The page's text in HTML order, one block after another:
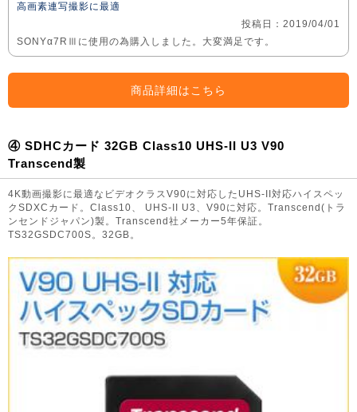
高画素連写撮影に最適
投稿日：2019/04/01
SONYα7RⅢに使用の為購入しました。大変満足です。
商品詳細はこちら
④ SDHCカード 32GB Class10 UHS-II U3 V90
Transcend製
4K動画撮影に最適なビデオクラスV90に対応したUHS-II対応ハイスペッ
クSDXCカード。Class10、 UHS-II U3、V90に対応。Transcend(トラ
ンセンドジャパン)製。Transcend社メーカー5年保証。
TS32GSDC700S。32GB。